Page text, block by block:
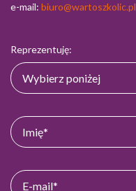
e-mail: biuro@wartoszkolic.pl
Reprezentuję: